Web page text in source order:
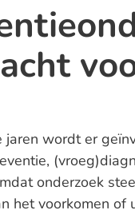
jaren wordt er
onderzoek
het voorkomen